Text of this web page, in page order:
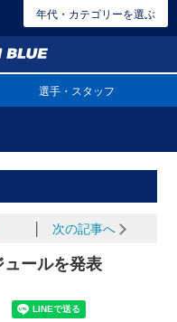
年代・カテゴリーを選ぶ
選手・スタッフ
次の記事へ
ールを発表